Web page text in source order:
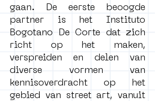
gaan. De eerste beoogde
partner is het Instituto
Bogotano De Corte dat zich
richt op het maken,
verspreiden en delen van
diverse vormen van
kennisoverdracht op het
gebied van street art, vanuit